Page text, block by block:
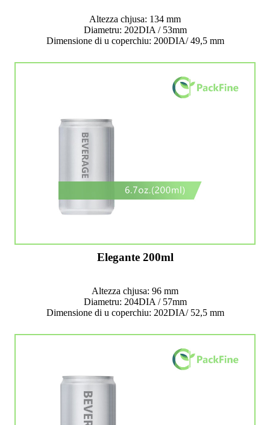
Altezza chjusa: 134 mm
Diametru: 202DIA / 53mm
Dimensione di u coperchiu: 200DIA/ 49,5 mm
Elegante 200ml
Altezza chjusa: 96 mm
Diametru: 204DIA / 57mm
Dimensione di u coperchiu: 202DIA/ 52,5 mm